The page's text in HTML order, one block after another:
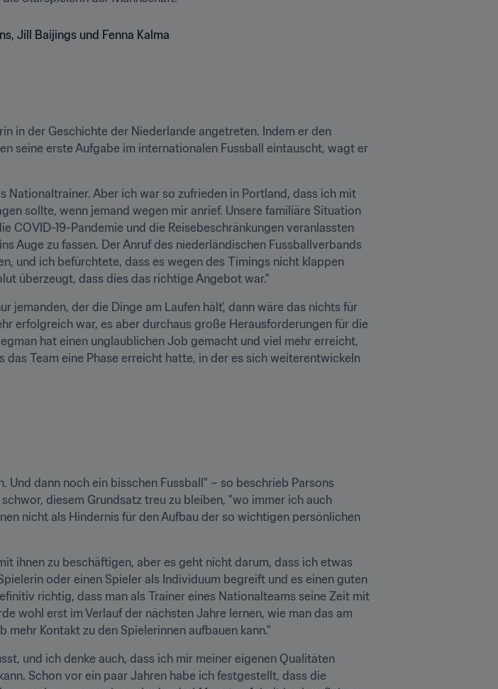
in der Geschichte der Niederlande angetreten. Indem er den
seine erste Aufgabe im internationalen Fussball eintauscht, wagt er
Aber ich war so zufrieden in Portland, dass ich mit
sollte, wenn jemand wegen mir anrief. Unsere familiäre Situation
COVID-19-Pandemie und die Reisebeschränkungen veranlassten
Auge zu fassen. Der Anruf des niederländischen Fussballverbands
und ich befürchtete, dass es wegen des Timings nicht klappen
überzeugt, dass dies das richtige Angebot war."
jemanden, der die Dinge am Laufen hält', dann wäre das nichts für
erfolgreich war, es aber durchaus große Herausforderungen für die
hat einen unglaublichen Job gemacht und viel mehr erreicht,
Team eine Phase erreicht hatte, in der es sich weiterentwickeln
dann noch ein bisschen Fussball" – so beschrieb Parsons
diesem Grundsatz treu zu bleiben, "wo immer ich auch
nicht als Hindernis für den Aufbau der so wichtigen persönlichen
ihnen zu beschäftigen, aber es geht nicht darum, dass ich etwas
oder einen Spieler als Individuum begreift und es einen guten
richtig, dass man als Trainer eines Nationalteams seine Zeit mit
wohl erst im Verlauf der nächsten Jahre lernen, wie man das am
Kontakt zu den Spielerinnen aufbauen kann."
und ich denke auch, dass ich mir meiner eigenen Qualitäten
Schon vor ein paar Jahren habe ich festgestellt, dass die